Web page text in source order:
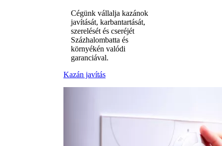
Cégünk vállalja kazánok
javítását, karbantartását,
szerelését és cseréjét
Százhalombatta és
környékén valódi
garanciával.
Kazán javítás